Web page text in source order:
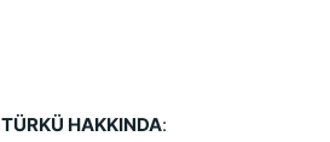
TÜRKÜ HAKKINDA: